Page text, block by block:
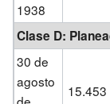
1938
Clase D:
30 de
agosto
15.453